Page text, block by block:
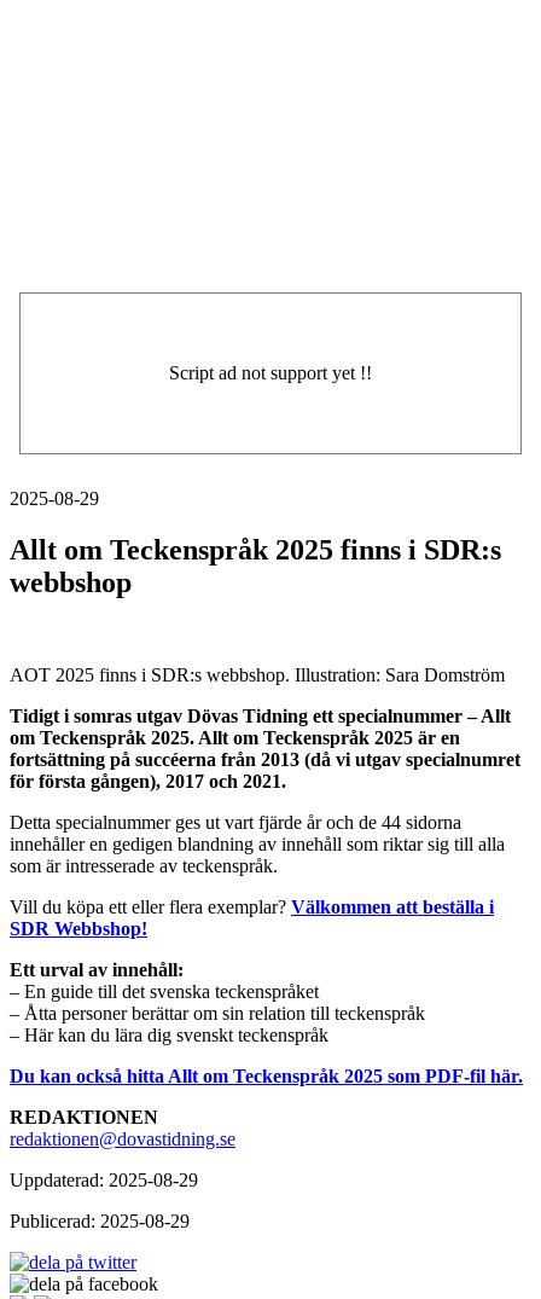
2025-08-29
Allt om Teckenspråk 2025 finns i SDR:s
webbshop
AOT 2025 finns i SDR:s webbshop. Illustration: Sara Domström
Tidigt i somras utgav Dövas Tidning ett specialnummer – Allt
om Teckenspråk 2025. Allt om Teckenspråk 2025 är en
fortsättning på succéerna från 2013 (då vi utgav specialnumret
för första gången), 2017 och 2021.
Detta specialnummer ges ut vart fjärde år och de 44 sidorna
innehåller en gedigen blandning av innehåll som riktar sig till alla
som är intresserade av teckenspråk.
Vill du köpa ett eller flera exemplar? Välkommen att beställa i
SDR Webbshop!
Ett urval av innehåll:
– En guide till det svenska teckenspråket
– Åtta personer berättar om sin relation till teckenspråk
– Här kan du lära dig svenskt teckenspråk
Du kan också hitta Allt om Teckenspråk 2025 som PDF-fil här.
REDAKTIONEN
redaktionen@dovastidning.se
Uppdaterad: 2025-08-29
Publicerad: 2025-08-29